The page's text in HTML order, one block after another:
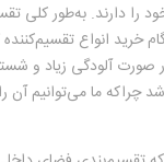
را دارند. به‌طور کلی
خرید انواع
آلودگی زیاد و
ما می‌توانیم آن